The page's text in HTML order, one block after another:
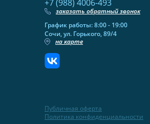
+7 (988) 4006-493
заказать обратный звонок
График работы: 8:00 - 19:00
Сочи, ул. Горького, 89/4
на карте
Публичная оферта
Политика конфиденциальности